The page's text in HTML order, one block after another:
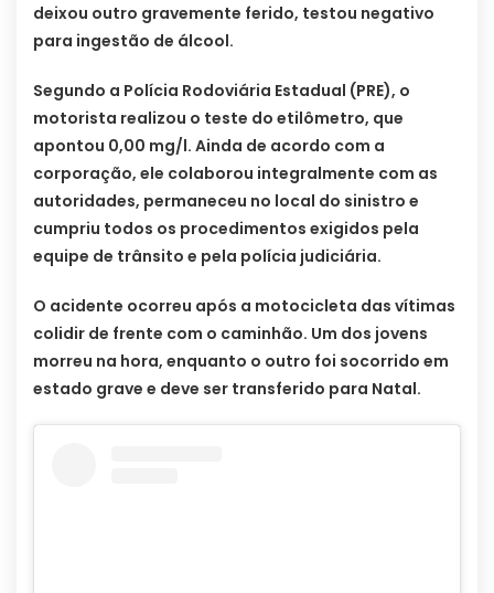
deixou outro gravemente ferido, testou negativo
para ingestão de álcool.
Segundo a Polícia Rodoviária Estadual (PRE), o
motorista realizou o teste do etilômetro, que
apontou 0,00 mg/l. Ainda de acordo com a
corporação, ele colaborou integralmente com as
autoridades, permaneceu no local do sinistro e
cumpriu todos os procedimentos exigidos pela
equipe de trânsito e pela polícia judiciária.
O acidente ocorreu após a motocicleta das vítimas
colidir de frente com o caminhão. Um dos jovens
morreu na hora, enquanto o outro foi socorrido em
estado grave e deve ser transferido para Natal.